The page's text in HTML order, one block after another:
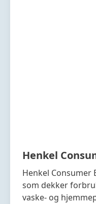
Henkel
Henkel Consumer
som dekker
vaske- og